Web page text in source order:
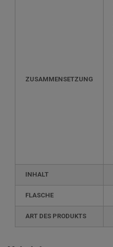
ZUSAMMENSETZUNG
INHALT
FLASCHE
ART DES PRODUKTS